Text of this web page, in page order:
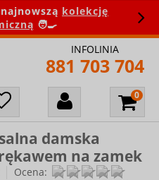
kolekcję
🧑‍🍳
INFOLINIA
881 703 704
damska
na zamek
Ocena: